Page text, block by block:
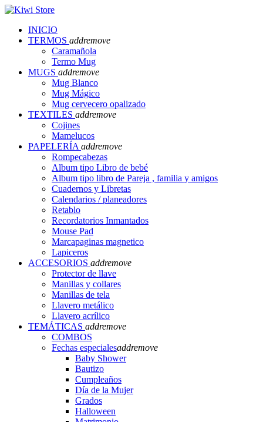
INICIO
TERMOS addremove
Caramañola
Termo Mug
MUGS addremove
Mug Blanco
Mug Mágico
Mug cervecero opalizado
TEXTILES addremove
Cojines
Mamelucos
PAPELERÍA addremove
Rompecabezas
Album tipo Libro de bebé
Album tipo libro de Pareja , familia y amigos
Cuadernos y Libretas
Calendarios / planeadores
Retablo
Recordatorios Inmantados
Mouse Pad
Marcapaginas magnetico
Lapiceros
ACCESORIOS addremove
Protector de llave
Manillas y collares
Manillas de tela
Llavero metálico
Llavero acrílico
TEMÁTICAS addremove
COMBOS
Fechas especialesaddremove
Baby Shower
Bautizo
Cumpleaños
Día de la Mujer
Grados
Halloween